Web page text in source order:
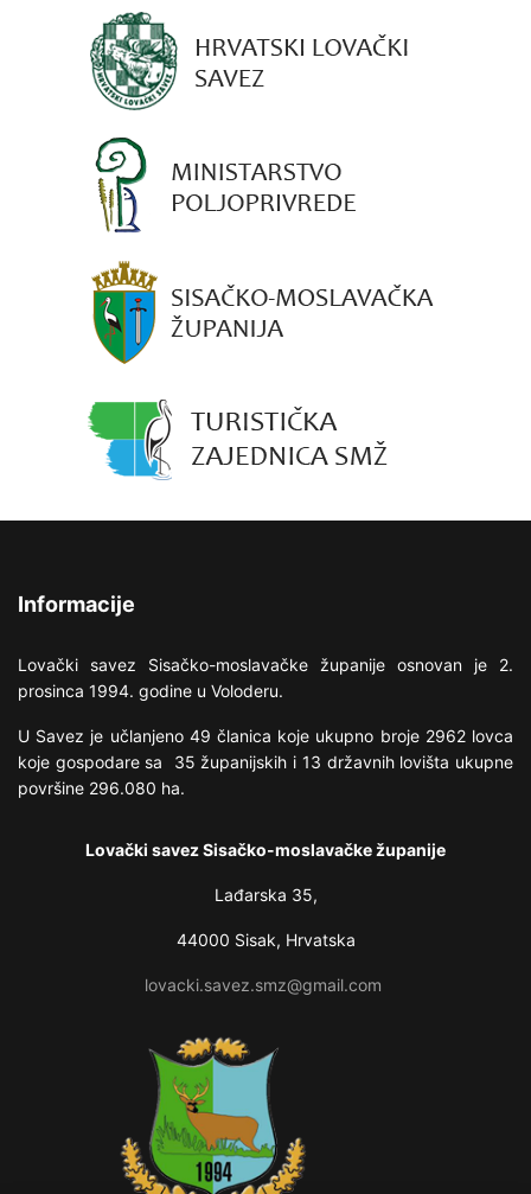
Informacije
Lovački savez Sisačko-moslavačke županije osnovan je 2.
prosinca 1994. godine u Voloderu.
U Savez je učlanjeno 49 članica koje ukupno broje 2962 lovca
koje gospodare sa 35 županijskih i 13 državnih lovišta ukupne
površine 296.080 ha.
Lovački savez Sisačko-moslavačke županije
Lađarska 35,
44000 Sisak, Hrvatska
lovacki.savez.smz@gmail.com